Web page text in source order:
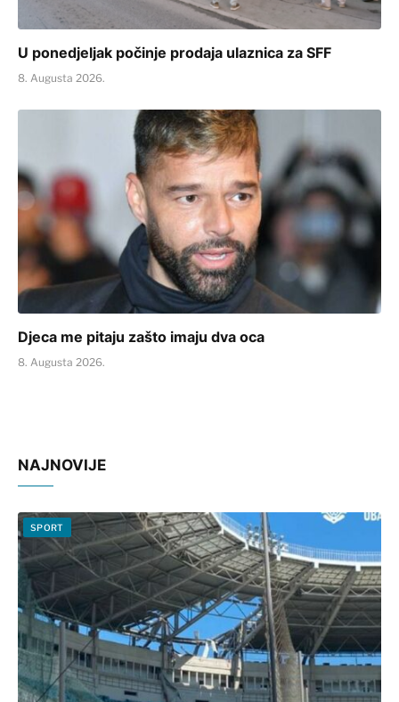
U ponedjeljak počinje prodaja ulaznica za SFF
8. Augusta 2026.
Djeca me pitaju zašto imaju dva oca
8. Augusta 2026.
NAJNOVIJE
SPORT